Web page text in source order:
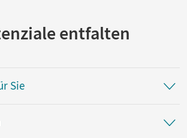
entfalten
Sie